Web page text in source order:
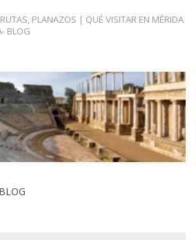
PLANAZOS | QUÉ VISITAR EN MÉRIDA
BLOG